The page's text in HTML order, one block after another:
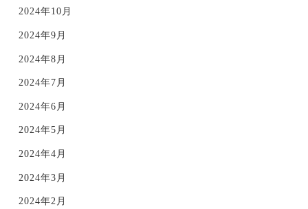
2024年10月
2024年9月
2024年8月
2024年7月
2024年6月
2024年5月
2024年4月
2024年3月
2024年2月